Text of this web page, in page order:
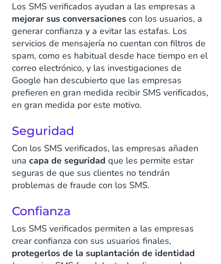
Los SMS verificados ayudan a las empresas a
mejorar sus conversaciones con los usuarios, a
generar confianza y a evitar las estafas. Los
servicios de mensajería no cuentan con filtros de
spam, como es habitual desde hace tiempo en el
correo electrónico, y las investigaciones de
Google han descubierto que las empresas
prefieren en gran medida recibir SMS verificados,
en gran medida por este motivo.
Seguridad
Con los SMS verificados, las empresas añaden
una capa de seguridad que les permite estar
seguras de que sus clientes no tendrán
problemas de fraude con los SMS.
Confianza
Los SMS verificados permiten a las empresas
crear confianza con sus usuarios finales,
protegerlos de la suplantación de identidad